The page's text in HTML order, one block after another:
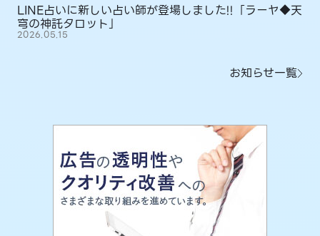
LINE占いに新しい占い師が登場しました!!「ラーヤ◆天
穹の神託タロット」
2026.05.15
お知らせ一覧